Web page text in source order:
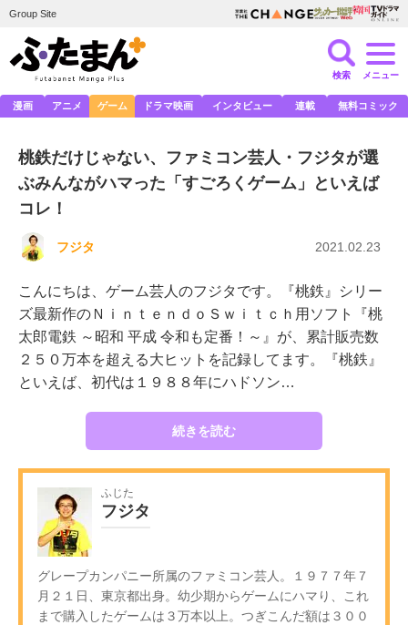
Group Site
検索 メニュー
漫画 アニメ ゲーム ドラマ映画 インタビュー 連載 無料コミック
桃鉄だけじゃない、ファミコン芸人・フジタが選
ぶみんながハマった「すごろくゲーム」といえば
コレ！
フジタ 2021.02.23
こんにちは、ゲーム芸人のフジタです。『桃鉄』シリー
ズ最新作のＮｉｎｔｅｎｄｏＳｗｉｔｃｈ用ソフト『桃
太郎電鉄 ～昭和 平成 令和も定番！～』が、累計販売数
２５０万本を超える大ヒットを記録してます。『桃鉄』
といえば、初代は１９８８年にハドソン…
続きを読む
ふじた
フジタ
グレープカンパニー所属のファミコン芸人。１９７７年７
月２１日、東京都出身。幼少期からゲームにハマり、これ
まで購入したゲームは３万本以上。つぎこんだ額は３００